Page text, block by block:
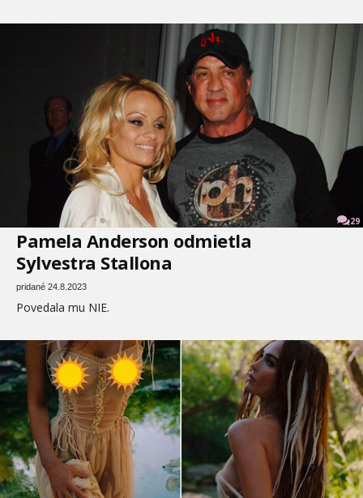
29
Pamela Anderson odmietla
Sylvestra Stallona
pridané 24.8.2023
Povedala mu NIE.